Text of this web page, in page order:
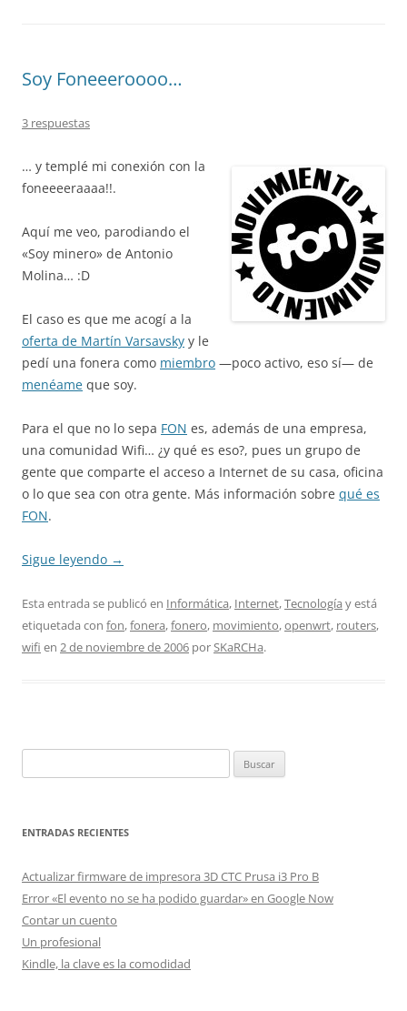
Soy Foneeeroooo…
3 respuestas
… y templé mi conexión con la
foneeeeraaaa!!.
Aquí me veo, parodiando el
«Soy minero» de Antonio
Molina… :D
El caso es que me acogí a la
oferta de Martín Varsavsky y le
pedí una fonera como miembro —poco activo, eso sí— de
menéame que soy.
Para el que no lo sepa FON es, además de una empresa,
una comunidad Wifi… ¿y qué es eso?, pues un grupo de
gente que comparte el acceso a Internet de su casa, oficina
o lo que sea con otra gente. Más información sobre qué es
FON.
Sigue leyendo →
Esta entrada se publicó en Informática, Internet,Tecnología y está
etiquetada con fon,fonera,fonero, movimiento,openwrt, routers,
wifi en 2 de noviembre de 2006 porSKaRCHa.
ENTRADAS RECIENTES
Actualizar firmware de impresora 3D CTC Prusa i3 Pro B
Error «El evento no se ha podido guardar» en Google Now
Contar un cuento
Un profesional
Kindle, la clave es la comodidad